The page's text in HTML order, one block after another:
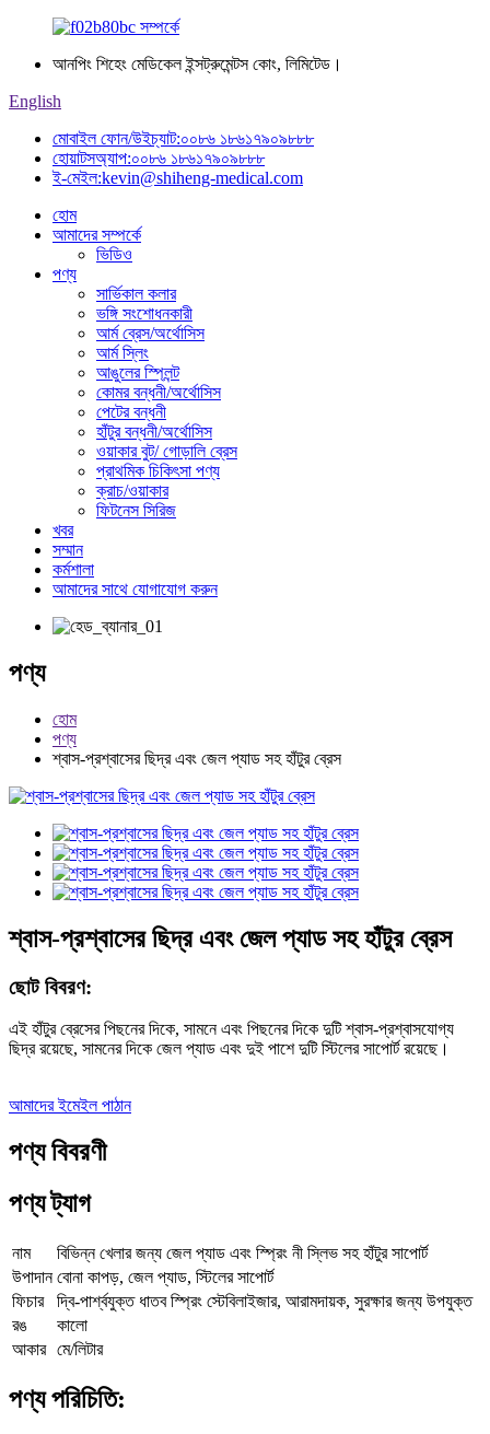
আনপিং শিহেং মেডিকেল ইন্সট্রুমেন্টস কোং, লিমিটেড।
English
মোবাইল ফোন/উইচ্যাট:০০৮৬ ১৮৬১৭৯০৯৮৮৮
হোয়াটসঅ্যাপ:০০৮৬ ১৮৬১৭৯০৯৮৮৮
ই-মেইল:kevin@shiheng-medical.com
হোম
আমাদের সম্পর্কে
ভিডিও
পণ্য
সার্ভিকাল কলার
ভঙ্গি সংশোধনকারী
আর্ম ব্রেস/অর্থোসিস
আর্ম স্লিং
আঙুলের স্প্লিন্ট
কোমর বন্ধনী/অর্থোসিস
পেটের বন্ধনী
হাঁটুর বন্ধনী/অর্থোসিস
ওয়াকার বুট/ গোড়ালি ব্রেস
প্রাথমিক চিকিৎসা পণ্য
ক্রাচ/ওয়াকার
ফিটনেস সিরিজ
খবর
সম্মান
কর্মশালা
আমাদের সাথে যোগাযোগ করুন
পণ্য
হোম
পণ্য
শ্বাস-প্রশ্বাসের ছিদ্র এবং জেল প্যাড সহ হাঁটুর ব্রেস
শ্বাস-প্রশ্বাসের ছিদ্র এবং জেল প্যাড সহ হাঁটুর ব্রেস
ছোট বিবরণ:
এই হাঁটুর ব্রেসের পিছনের দিকে, সামনে এবং পিছনের দিকে দুটি শ্বাস-প্রশ্বাসযোগ্য
ছিদ্র রয়েছে, সামনের দিকে জেল প্যাড এবং দুই পাশে দুটি স্টিলের সাপোর্ট রয়েছে।
আমাদের ইমেইল পাঠান
পণ্য বিবরণী
পণ্য ট্যাগ
নাম
বিভিন্ন খেলার জন্য জেল প্যাড এবং স্প্রিং নী স্লিভ সহ হাঁটুর সাপোর্ট
উপাদান বোনা কাপড়, জেল প্যাড, স্টিলের সাপোর্ট
ফিচার
দ্বি-পার্শ্বযুক্ত ধাতব স্প্রিং স্টেবিলাইজার, আরামদায়ক, সুরক্ষার জন্য উপযুক্ত
রঙ
কালো
আকার মে/লিটার
পণ্য পরিচিতি: